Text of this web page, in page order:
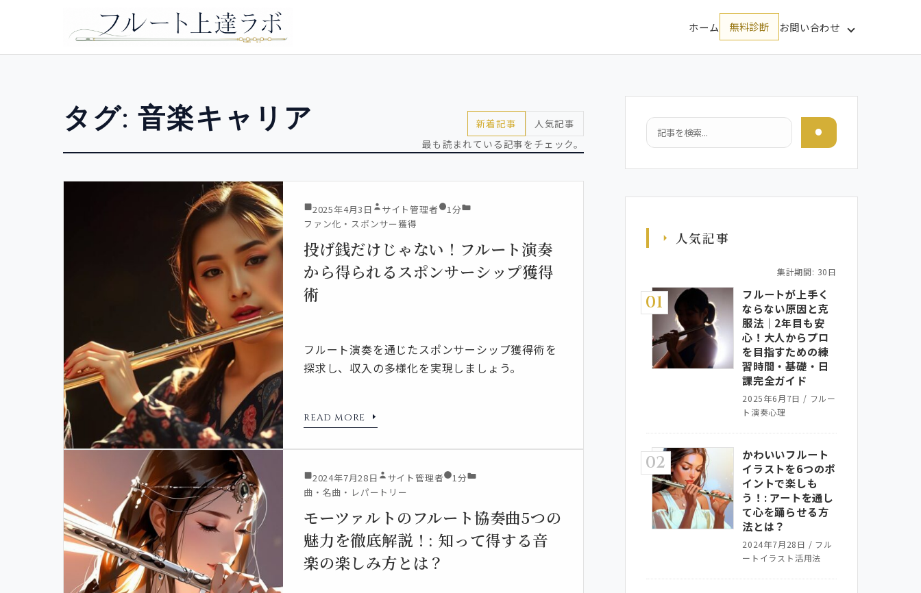
ホーム 無料診断 お問い合わせ
タグ: 音楽キャリア 新着記事
人気記事
最も読まれている記事をチェック。
2025年4月3日 サイト管理者
1分
ファン化・スポンサー獲得
投げ銭だけじゃない！フルート演奏
から得られるスポンサーシップ獲得
術
フルート演奏を通じたスポンサーシップ獲得術を
探求し、収入の多様化を実現しましょう。
READ MORE
2024年7月28日 サイト管理者
1分
曲・名曲・レパートリー
モーツァルトのフルート協奏曲5つの
魅力を徹底解説！: 知って得する音
楽の楽しみ方とは？
検索
人気記事
集計期間: 30日
01
フルートが上手く
ならない原因と克
服法｜2年目も安
心！大人からプロ
を目指すための練
習時間・基礎・日
課完全ガイド
2025年6月7日 / フルー
ト演奏心理
02
かわいいフルート
イラストを6つのポ
イントで楽しも
う！: アートを通し
て心を踊らせる方
法とは？
2024年7月28日 / フル
ートイラスト活用法